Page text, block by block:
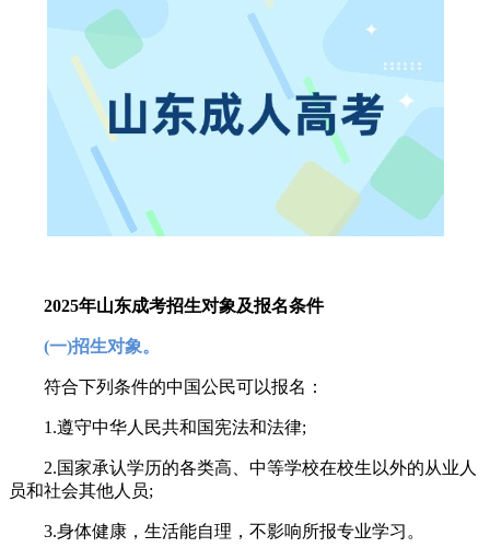
2025年山东成考招生对象及报名条件
(一)招生对象。
符合下列条件的中国公民可以报名：
1.遵守中华人民共和国宪法和法律;
2.国家承认学历的各类高、中等学校在校生以外的从业人
员和社会其他人员;
3.身体健康，生活能自理，不影响所报专业学习。